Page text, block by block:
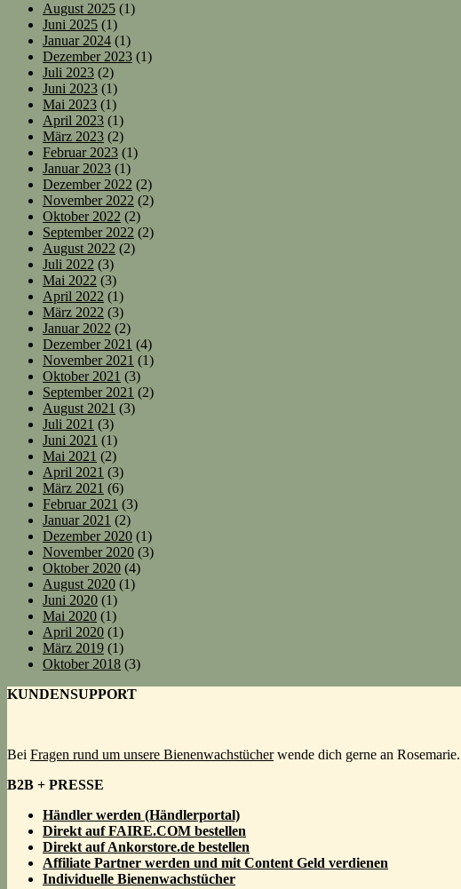
August 2025 (1)
Juni 2025 (1)
Januar 2024 (1)
Dezember 2023 (1)
Juli 2023 (2)
Juni 2023 (1)
Mai 2023 (1)
April 2023 (1)
März 2023 (2)
Februar 2023 (1)
Januar 2023 (1)
Dezember 2022 (2)
November 2022 (2)
Oktober 2022 (2)
September 2022 (2)
August 2022 (2)
Juli 2022 (3)
Mai 2022 (3)
April 2022 (1)
März 2022 (3)
Januar 2022 (2)
Dezember 2021 (4)
November 2021 (1)
Oktober 2021 (3)
September 2021 (2)
August 2021 (3)
Juli 2021 (3)
Juni 2021 (1)
Mai 2021 (2)
April 2021 (3)
März 2021 (6)
Februar 2021 (3)
Januar 2021 (2)
Dezember 2020 (1)
November 2020 (3)
Oktober 2020 (4)
August 2020 (1)
Juni 2020 (1)
Mai 2020 (1)
April 2020 (1)
März 2019 (1)
Oktober 2018 (3)
KUNDENSUPPORT
Bei Fragen rund um unsere Bienenwachstücherwende dich gerne an Rosemarie.
B2B + PRESSE
Händler werden (Händlerportal)
Direkt auf FAIRE.COM bestellen
Direkt auf Ankorstore.de bestellen
Affiliate Partner werden und mit Content Geld verdienen
Individuelle Bienenwachstücher